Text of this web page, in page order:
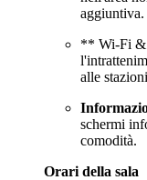
aggiuntiva.
** Wi-Fi &
alle
schermi
comodità.
Orari della sala